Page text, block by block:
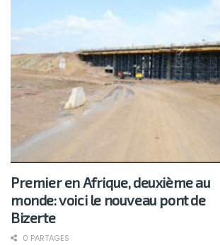
Premier en Afrique, deuxième au
monde: voici le nouveau pont de
Bizerte
0 PARTAGES